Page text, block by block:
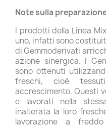
Note sulla
I prodotti della Linea
uno, infatti sono
di Gemmoderivati
azione sinergica. I
sono ottenuti
freschi, cioè
accrescimento. Questi
e lavorati nella
inalterata la loro
lavorazione a